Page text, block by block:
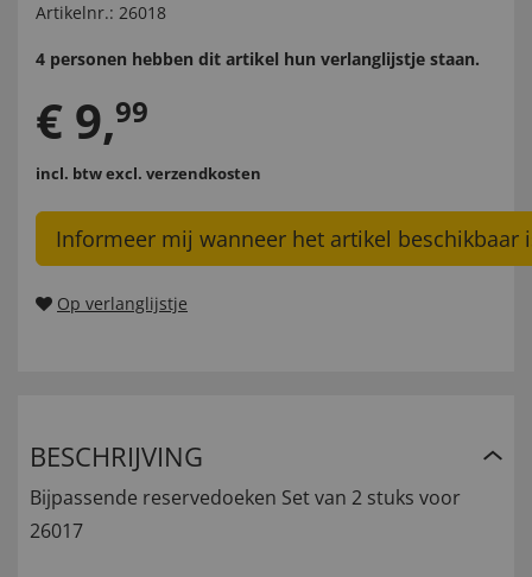
Artikelnr.: 26018
4 personen hebben dit artikel hun verlanglijstje staan.
€ 9,99
incl. btwexcl. verzendkosten
Informeer mij wanneer het artikel beschikbaar
Op verlanglijstje
BESCHRIJVING
Bijpassende reservedoeken Set van 2 stuks voor
26017